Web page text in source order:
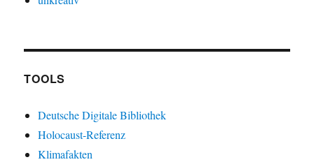
TOOLS
Deutsche Digitale Bibliothek
Holocaust-Referenz
Klimafakten